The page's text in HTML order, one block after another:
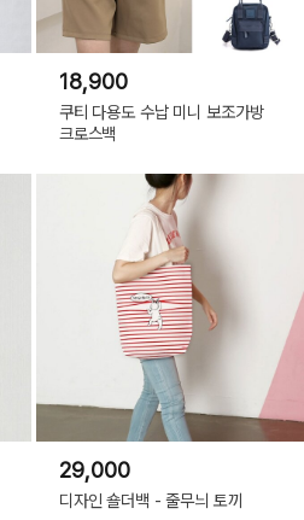
18,900
쿠티 다용도 수납 미니 보조가방
크로스백
29,000
디자인 숄더백 - 줄무늬 토끼